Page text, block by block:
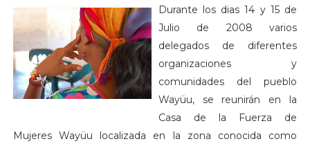
Durante los dias 14 y 15 de
Julio de 2008 varios
delegados de diferentes
organizaciones y
comunidades del pueblo
Wayüu, se reunirán en la
Casa de la Fuerza de
Mujeres Wayüu localizada en la zona conocida como